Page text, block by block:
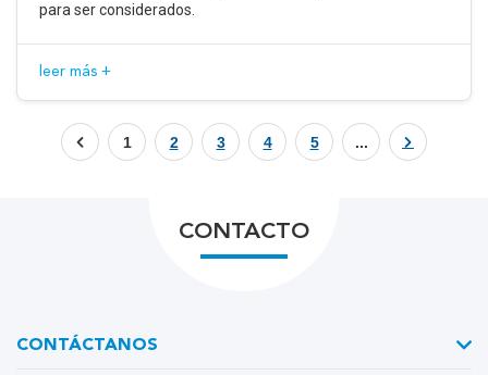
para ser considerados.
leer más +
1 2 3 4 5 ...
CONTACTO
CONTÁCTANOS